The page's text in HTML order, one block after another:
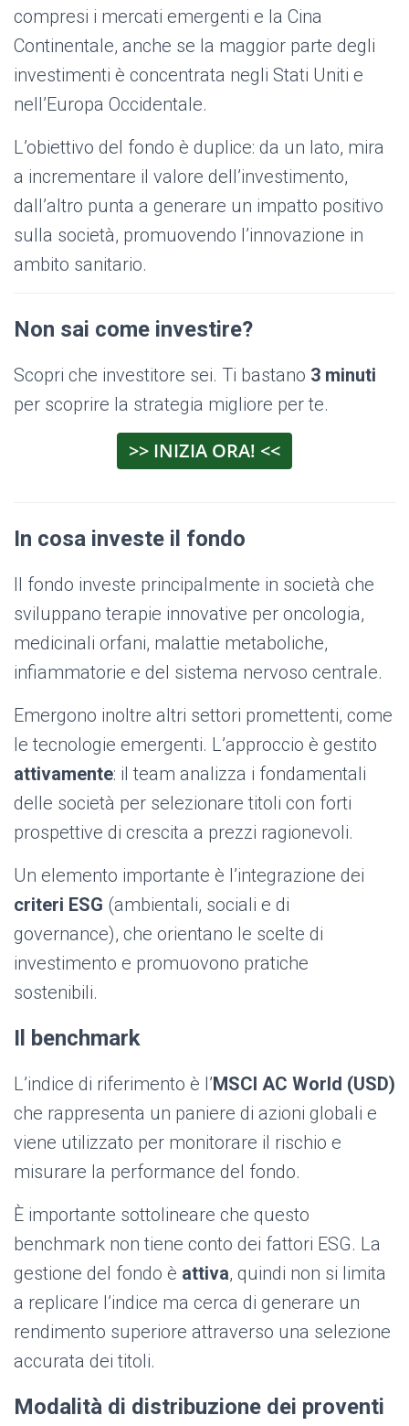
compresi i mercati emergenti e la Cina
Continentale, anche se la maggior parte degli
investimenti è concentrata negli Stati Uniti e
nell’Europa Occidentale.
L’obiettivo del fondo è duplice: da un lato, mira
a incrementare il valore dell’investimento,
dall’altro punta a generare un impatto positivo
sulla società, promuovendo l’innovazione in
ambito sanitario.
Non sai come investire?
Scopri che investitore sei. Ti bastano 3 minuti
per scoprire la strategia migliore per te.
>> INIZIA ORA! <<
In cosa investe il fondo
Il fondo investe principalmente in società che
sviluppano terapie innovative per oncologia,
medicinali orfani, malattie metaboliche,
infiammatorie e del sistema nervoso centrale.
Emergono inoltre altri settori promettenti, come
le tecnologie emergenti. L’approccio è gestito
attivamente: il team analizza i fondamentali
delle società per selezionare titoli con forti
prospettive di crescita a prezzi ragionevoli.
Un elemento importante è l’integrazione dei
criteri ESG (ambientali, sociali e di
governance), che orientano le scelte di
investimento e promuovono pratiche
sostenibili.
Il benchmark
L’indice di riferimento è l’MSCI AC World (USD)
che rappresenta un paniere di azioni globali e
viene utilizzato per monitorare il rischio e
misurare la performance del fondo.
È importante sottolineare che questo
benchmark non tiene conto dei fattori ESG. La
gestione del fondo è attiva, quindi non si limita
a replicare l’indice ma cerca di generare un
rendimento superiore attraverso una selezione
accurata dei titoli.
Modalità di distribuzione dei proventi